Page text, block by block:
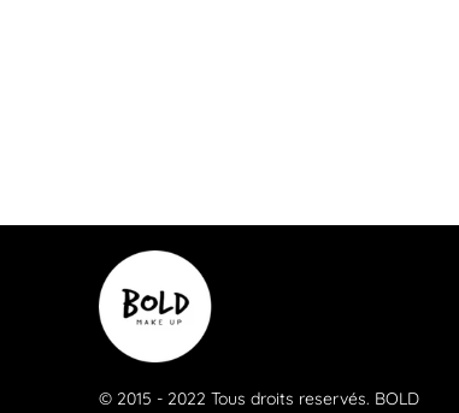
© 2015 - 2022 Tous droits reservés. BOLD